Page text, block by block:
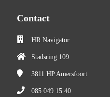
Contact
HR Navigator
Stadsring 109
3811 HP Amersfoort
085 049 15 40